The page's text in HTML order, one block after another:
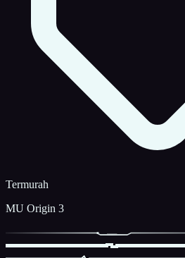
Termurah
MU Origin 3